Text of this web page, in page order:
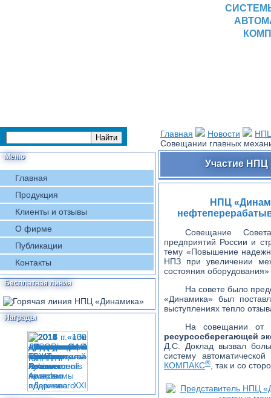
Меню
Главная
Продукция
Клиенты и отзывы
О фирме
Публикации
Контакты
Бесплатная линия
Награды
Главная Новости
Совещании главных
Участие НПЦ
НПЦ
Совещание
предприятий России и
тему «Повышение
НПЗ при увеличении
состояния
На совете было
«Динамика» был
выступлениях тепло
На совещании
ресурсосберегающей
Д.С. Доклад вызвал
систему
КОМПАКС® , так и со